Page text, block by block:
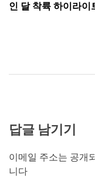
인 달 착륙 하이라이
답글 남기기
이메일 주소는 공개
니다